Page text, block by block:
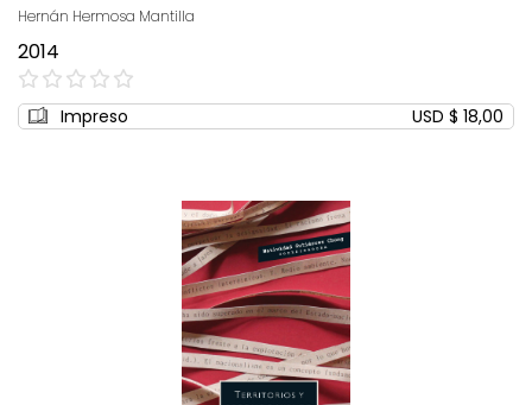
Hernán Hermosa Mantilla
2014
0%
Impreso USD $ 18,00